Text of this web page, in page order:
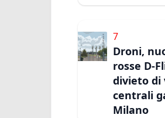
7
Droni,
rosse D-
divieto di
centrali
Milano